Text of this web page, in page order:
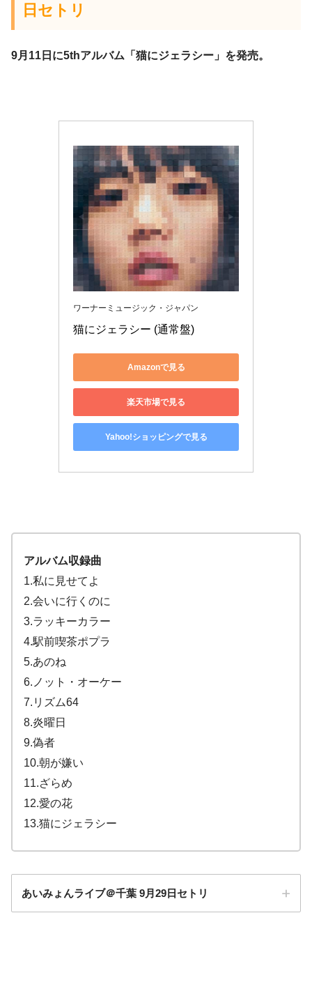
日セトリ
9月11日に5thアルバム「猫にジェラシー」を発売。
ワーナーミュージック・ジャパン
猫にジェラシー (通常盤)
Amazonで見る
楽天市場で見る
Yahoo!ショッピングで見る
アルバム収録曲
1.私に見せてよ
2.会いに行くのに
3.ラッキーカラー
4.駅前喫茶ポプラ
5.あのね
6.ノット・オーケー
7.リズム64
8.炎曜日
9.偽者
10.朝が嫌い
11.ざらめ
12.愛の花
13.猫にジェラシー
あいみょんライブ＠千葉 9月29日セトリ